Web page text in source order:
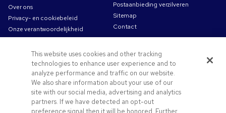
Over ons
Privacy- en cookiebeleid
Onze verantwoordelijkheid
Algemene verkoopsvoorwaarden
Carrières bij Pens.com
Aanbiedingen &
hulpmiddelen
Promotionele producten
Postaanbieding verzilveren
Sitemap
Contact
This website uses cookies and other tracking
technologies to enhance user experience and to
analyze performance and traffic on our website.
We also share information about your use of our
site with our social media, advertising and analytics
partners. If we have detected an opt-out
preference signal then it will be honored. Further